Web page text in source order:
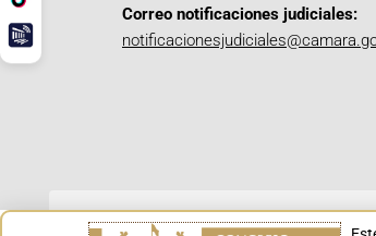
Correo notificaciones judiciales: